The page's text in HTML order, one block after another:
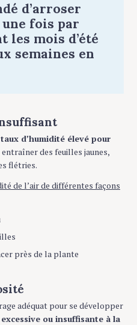
d’arroser
fois par
les mois d’été
semaines en
d’humidité élevé pour
des feuilles jaunes,
flétries.
de l’air de différentes façons
près de la plante
adéquat pour se développer
ou insuffisante à la